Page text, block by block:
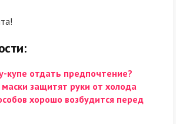
купе отдать предпочтение?
защитят руки от холода
хорошо возбудится перед